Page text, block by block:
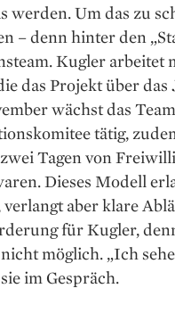
werden. Um das zu
– denn hinter den
Kugler arbeitet
das Projekt über
wächst das
tätig,
Tagen von
Dieses Modell
aber klare
für Kugler,
­möglich. „Ich
im Gespräch.